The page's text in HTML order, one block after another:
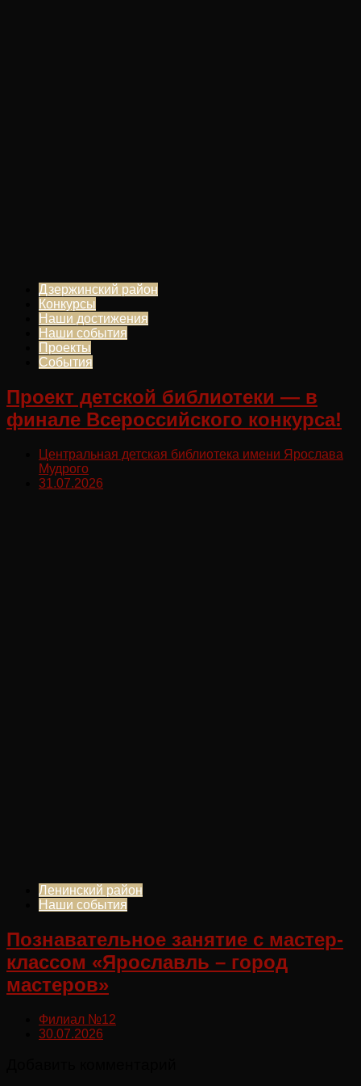
Дзержинский район
Конкурсы
Наши достижения
Наши события
Проекты
События
Проект детской библиотеки — в
финале Всероссийского конкурса!
Центральная детская библиотека имени Ярослава
Мудрого
31.07.2026
Ленинский район
Наши события
Познавательное занятие с мастер-
классом «Ярославль – город
мастеров»
Филиал №12
30.07.2026